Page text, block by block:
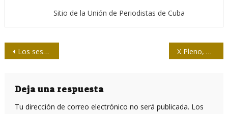
Sitio de la Unión de Periodistas de Cuba
Navegación
entradas
Los sesgos de la inteligencia artificial pueden pasar a las personas X Pleno, por la plena comunicación
Deja una respuesta
Tu dirección de correo electrónico no será publicada. Los